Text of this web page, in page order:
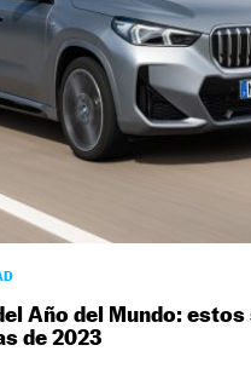
Año del Mundo:
de 2023